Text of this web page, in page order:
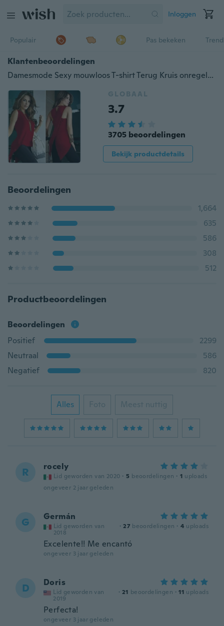
Inloggen
Populair Pas bekeken
Klantenbeoordelingen
Damesmode Sexy mouwloos T-shirt Terug Kruis onregelmatig slank shirt
GLOBAAL
3.7
3705 beoordelingen
Bekijk productdetails
Beoordelingen
1,664
635
586
308
512
Productbeoordelingen
Beoordelingen
Positief
2299
Neutraal
586
Negatief
820
Alles Foto Meest nuttig
R rocely
Lid geworden van 2020 · 5 beoordelingen · 1 uploads
ongeveer 2 jaar geleden
G Germán
Lid geworden van
2018
· 27 beoordelingen · 4 uploads
Excelente!! Me encantó
ongeveer 3 jaar geleden
D Doris
Lid geworden van
2019
· 21 beoordelingen · 11 uploads
Perfecta!
ongeveer 3 jaar geleden